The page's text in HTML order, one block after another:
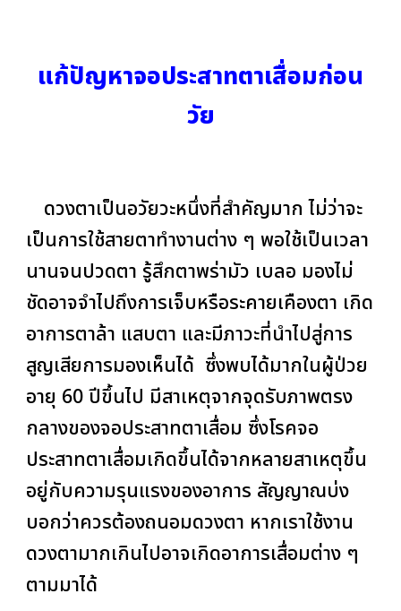
แก้ปัญหาจอประสาทตาเสื่อมก่อน
วัย
ดวงตาเป็นอวัยวะหนึ่งที่สำคัญมาก ไม่ว่าจะ
เป็นการใช้สายตาทำงานต่าง ๆ พอใช้เป็นเวลา
นานจนปวดตา รู้สึกตาพร่ามัว เบลอ มองไม่
ชัดอาจจำไปถึงการเจ็บหรือระคายเคืองตา เกิด
อาการตาล้า แสบตา และมีภาวะที่นำไปสู่การ
สูญเสียการมองเห็นได้ ซึ่งพบได้มากในผู้ป่วย
อายุ 60 ปีขึ้นไป มีสาเหตุจากจุดรับภาพตรง
กลางของจอประสาทตาเสื่อม ซึ่งโรคจอ
ประสาทตาเสื่อมเกิดขึ้นได้จากหลายสาเหตุขึ้น
อยู่กับความรุนแรงของอาการ สัญญาณบ่ง
บอกว่าควรต้องถนอมดวงตา หากเราใช้งาน
ดวงตามากเกินไปอาจเกิดอาการเสื่อมต่าง ๆ
ตามมาได้